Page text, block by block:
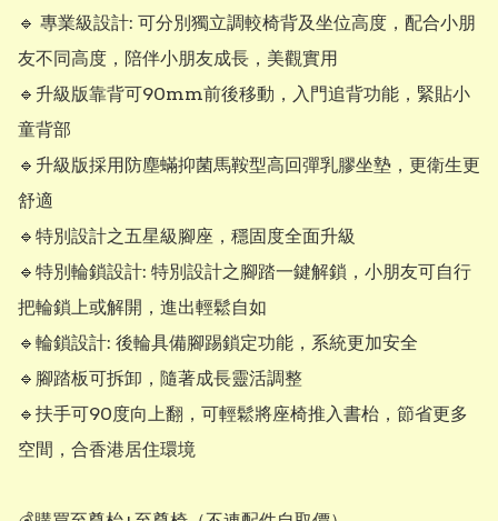
🔹 專業級設計: 可分別獨立調較椅背及坐位高度，配合小朋
友不同高度，陪伴小朋友成長，美觀實用
🔹️升級版靠背可90mm前後移動，入門追背功能，緊貼小
童背部
🔹️升級版採用防塵蟎抑菌馬鞍型高回彈乳膠坐墊，更衛生更
舒適
🔹特別設計之五星級腳座，穩固度全面升級
🔹特別輪鎖設計: 特別設計之腳踏一鍵解鎖，小朋友可自行
把輪鎖上或解開，進出輕鬆自如
🔹輪鎖設計: 後輪具備腳踢鎖定功能，系統更加安全
🔹腳踏板可拆卸，隨著成長靈活調整
🔹扶手可90度向上翻，可輕鬆將座椅推入書枱，節省更多
空間，合香港居住環境